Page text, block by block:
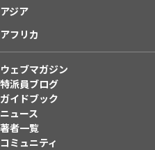
アジア
アフリカ
ウェブマガジン
特派員ブログ
ガイドブック
ニュース
著者一覧
コミュニティ